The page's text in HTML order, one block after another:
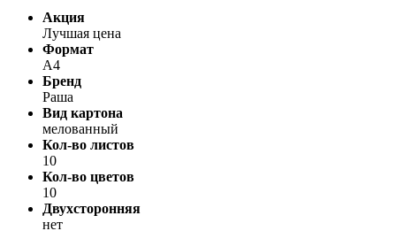
Акция
Лучшая цена
Формат
A4
Бренд
Раша
Вид картона
мелованный
Кол-во листов
10
Кол-во цветов
10
Двухсторонняя
нет